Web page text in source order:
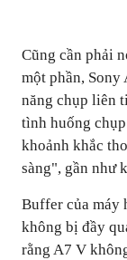
Cũng cần phải
một phần, Sony
năng chụp liên
tình huống
khoảnh khắc
sàng", gần như
Buffer của máy
không bị đầy
rằng A7 V